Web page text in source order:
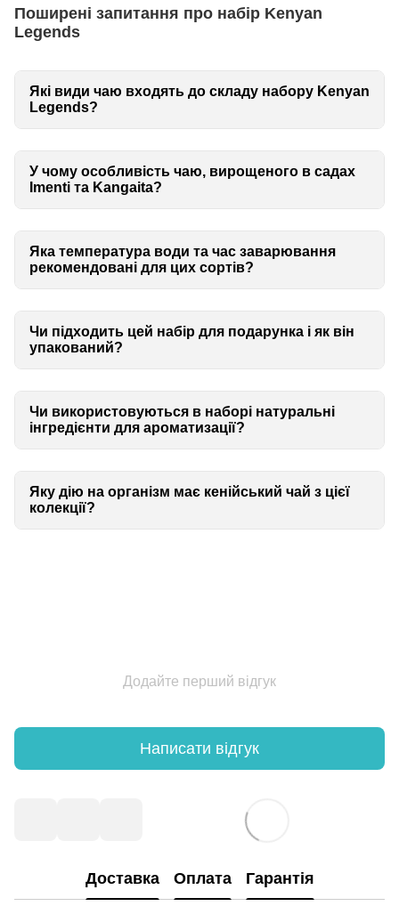
Поширені запитання про набір Kenyan
Legends
Які види чаю входять до складу набору Kenyan
Legends?
У чому особливість чаю, вирощеного в садах
Imenti та Kangaita?
Яка температура води та час заварювання
рекомендовані для цих сортів?
Чи підходить цей набір для подарунка і як він
упакований?
Чи використовуються в наборі натуральні
інгредієнти для ароматизації?
Яку дію на організм має кенійський чай з цієї
колекції?
Додайте перший відгук
Написати відгук
Доставка Оплата Гарантія